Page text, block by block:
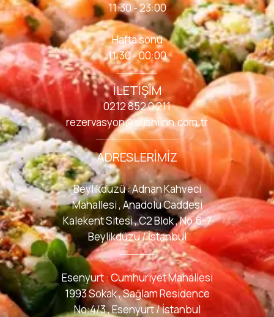
11:30 - 23:00
Hafta sonu
11:30 - 00:00
İLETIŞIM
0212 852 0 211
rezervasyon@sushiinn.com.tr
ADRESLERIMIZ
Beylikdüzü : Adnan Kahveci
Mahallesi , Anadolu Caddesi
Kalekent Sitesi , C2 Blok , No:6-7
Beylikdüzü / İstanbul
Esenyurt : Cumhuriyet Mahallesi
1993 Sokak , Sağlam Residence
No:4/3 , Esenyurt / İstanbul